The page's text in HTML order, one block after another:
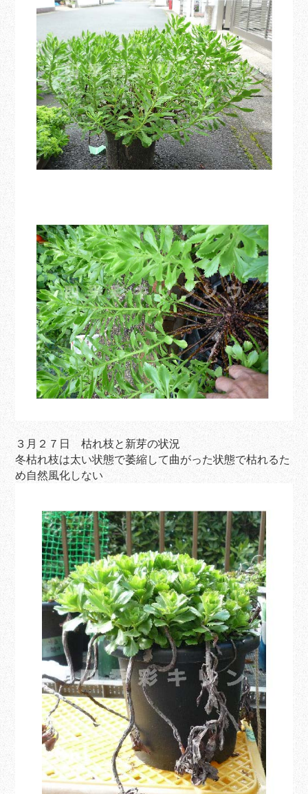
３月２７日 枯れ枝と新芽の状況
冬枯れ枝は太い状態で萎縮して曲がった状態で枯れるた
め自然風化しない